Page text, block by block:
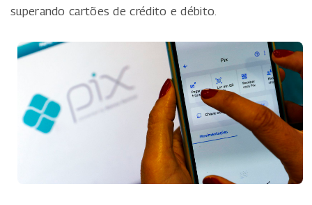
superando cartões de crédito e débito.